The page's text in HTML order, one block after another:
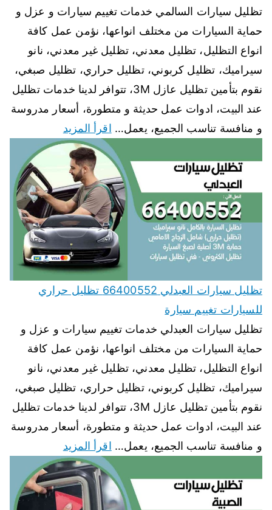
تظليل سيارات السالمي خدمات تغييم سيارات و عزل و
حماية السيارات من مختلف انواعها، نؤمن عمل كافة
انواع التظليل، تظليل معدني، تظليل غير معدني، نانو
سيراميك، تظليل كربوني، تظليل حراري، تظليل صبغي،
نقوم بتأمين تظليل عازل 3M، تتوافر لدينا خدمات تظليل
عند البيت، ادوات عمل حديثة و متطورة، أسعار مدروسة
و منافسة تناسب الجميع، يعمل… اقرأ المزيد
تظليل سيارات العبدلي 66400552 تظليل حراري
للسيارات تغييم سيارة
تظليل سيارات العبدلي خدمات تغييم سيارات و عزل و
حماية السيارات من مختلف انواعها، نؤمن عمل كافة
انواع التظليل، تظليل معدني، تظليل غير معدني، نانو
سيراميك، تظليل كربوني، تظليل حراري، تظليل صبغي،
نقوم بتأمين تظليل عازل 3M، تتوافر لدينا خدمات تظليل
عند البيت، ادوات عمل حديثة و متطورة، أسعار مدروسة
و منافسة تناسب الجميع، يعمل… اقرأ المزيد